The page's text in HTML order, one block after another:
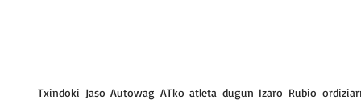
Txindoki Jaso Autowag ATko atleta dugun Izaro Rubio